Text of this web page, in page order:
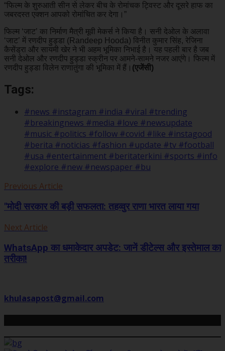
“फिल्म के शुरुआती सीन से लेकर बीच के रोमांचक ट्विस्ट और दूसरे हाफ का
जबरदस्त एक्शन आपको रोमांचित कर देगा।”
फिल्म ‘जाट’ का निर्माण मैत्री मूवी मेकर्स ने किया है। सनी देओल के अलावा
‘जाट’ में रणदीप हुड्डा (Randeep Hooda) विनीत कुमार सिंह, रेजिना
कैसेंड्रा और सायमी खेर ने भी अहम भूमिका निभाई है। यह पहली बार है जब
सनी देओल और रणदीप हुड्डा स्क्रीन पर आमने-सामने नजर आएंगे। फिल्म में
रणदीप हुड्डा विलेन राणातुंगा की भूमिका में हैं। (एजेंसी)
Tags:
#news #instagram #india #viral #trending
#breakingnews #media #love #newsupdate
#music #politics #follow #covid #like #instagood
#berita #noticias #fashion #update #tv #football
#usa #entertainment #beritaterkini #sports #info
#explore #new #newspaper #bu
Previous Article
"मोदी सरकार की बड़ी सफलता: तहव्वुर राणा भारत लाया गया
Next Article
WhatsApp का धमाकेदार अपडेट: जानें डीटेल्स और इस्तेमाल का
तरीका!
khulasapost@gmail.com